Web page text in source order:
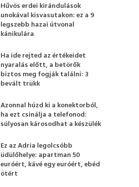
Hűvös erdei kirándulások
unokával kisvasutakon: ez a 9
legszebb hazai útvonal
kánikulára
Ha ide rejted az értékeidet
nyaralás előtt, a betörők
biztos meg fogják találni: 3
bevált trükk
Azonnal húzd ki a konektorból,
ha ezt csinálja a telefonod:
súlyosan károsodhat a készülék
Ez az Adria legolcsóbb
üdülőhelye: apartman 50
euróért, kávé egy euróért, ebéd
ötért